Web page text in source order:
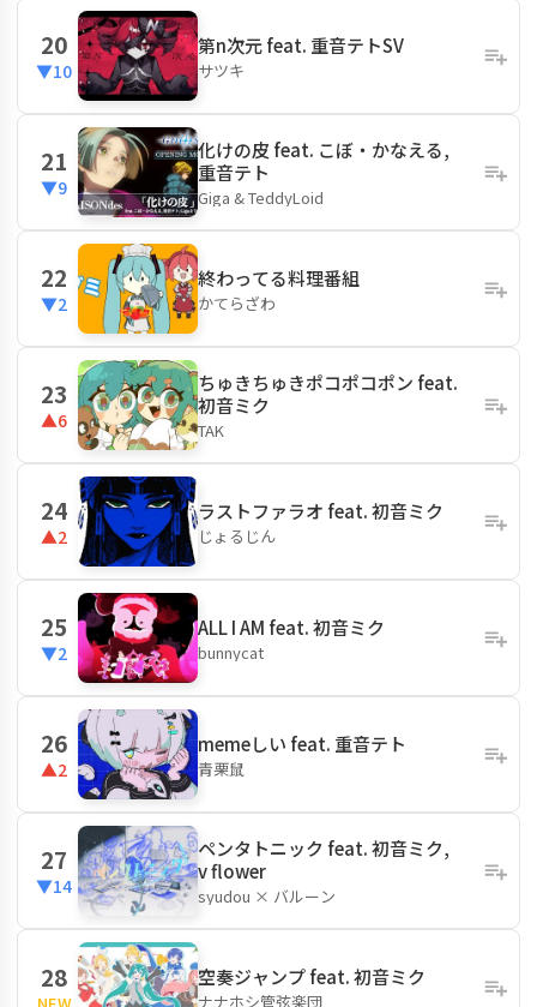
20
▼10
第n次元 feat. 重音テトSV
サツキ
21
▼9
化けの皮 feat. こぼ・かなえる,
重音テト
Giga & TeddyLoid
22
▼2
終わってる料理番組
かてらざわ
23
▲6
ちゅきちゅきポコポコポン feat.
初音ミク
TAK
24
▲2
ラストファラオ feat. 初音ミク
じょるじん
25
▼2
ALL I AM feat. 初音ミク
bunnycat
26
▲2
memeしい feat. 重音テト
青栗鼠
27
▼14
ペンタトニック feat. 初音ミク,
v flower
syudou × バルーン
28
NEW
空奏ジャンプ feat. 初音ミク
ナナホシ管弦楽団